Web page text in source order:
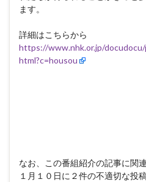
ます。
詳細はこちらから
https://www.nhk.or.jp/
html?c=housou
なお、この番組紹介の記事に関
１月１０日に２件の不適切な投